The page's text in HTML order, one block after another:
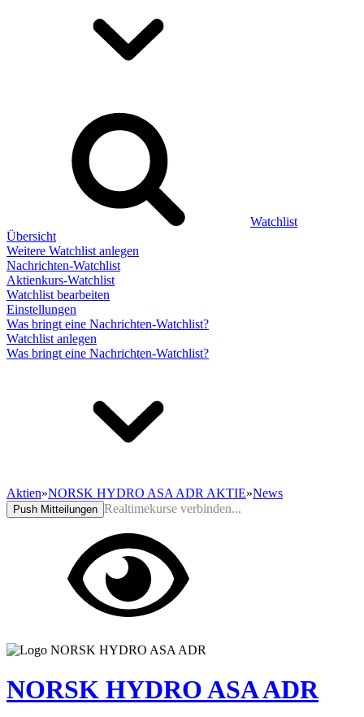
Watchlist
Übersicht
Weitere Watchlist anlegen
Nachrichten-Watchlist
Aktienkurs-Watchlist
Watchlist bearbeiten
Einstellungen
Was bringt eine Nachrichten-Watchlist?
Watchlist anlegen
Was bringt eine Nachrichten-Watchlist?
Aktien»NORSK HYDRO ASA ADR AKTIE»News
Push Mitteilungen Realtimekurse verbinden...
NORSK HYDRO ASA ADR